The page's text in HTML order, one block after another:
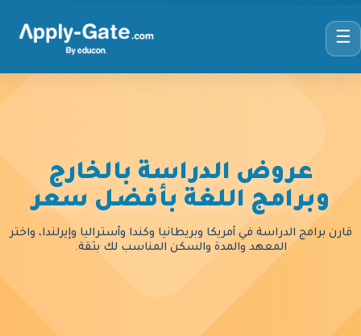
☰
عروض الدراسة بالخارج
وبرامج اللغة بأفضل سعر
قارن برامج الدراسة في أمريكا وبريطانيا وكندا وأستراليا وإيرلندا، واختر
المعهد والمدة والسكن المناسب لك بثقة.